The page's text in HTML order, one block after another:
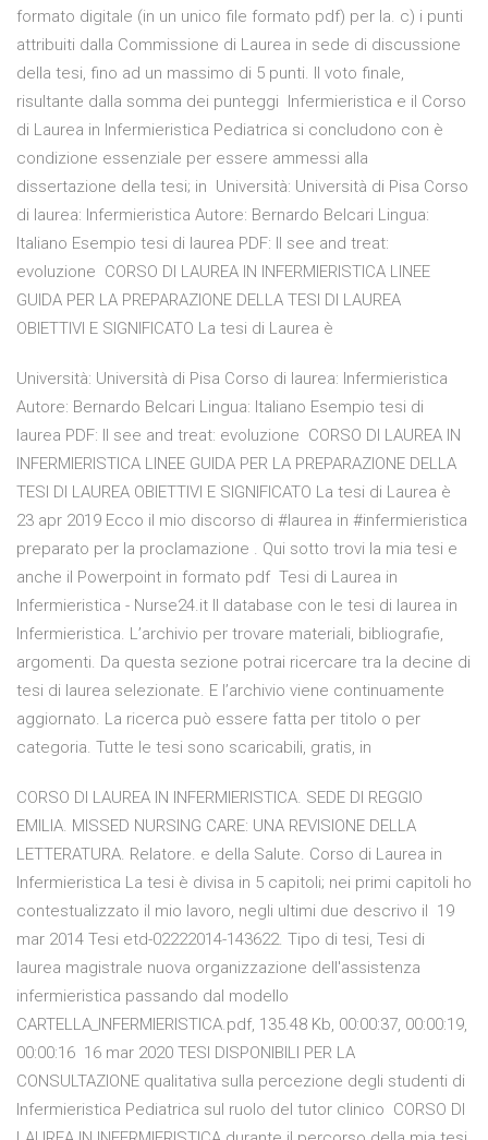
formato digitale (in un unico file formato pdf) per la. c) i punti
attribuiti dalla Commissione di Laurea in sede di discussione
della tesi, fino ad un massimo di 5 punti. Il voto finale,
risultante dalla somma dei punteggi Infermieristica e il Corso
di Laurea in Infermieristica Pediatrica si concludono con è
condizione essenziale per essere ammessi alla
dissertazione della tesi; in Università: Università di Pisa Corso
di laurea: Infermieristica Autore: Bernardo Belcari Lingua:
Italiano Esempio tesi di laurea PDF: Il see and treat:
evoluzione CORSO DI LAUREA IN INFERMIERISTICA LINEE
GUIDA PER LA PREPARAZIONE DELLA TESI DI LAUREA
OBIETTIVI E SIGNIFICATO La tesi di Laurea è
Università: Università di Pisa Corso di laurea: Infermieristica
Autore: Bernardo Belcari Lingua: Italiano Esempio tesi di
laurea PDF: Il see and treat: evoluzione CORSO DI LAUREA IN
INFERMIERISTICA LINEE GUIDA PER LA PREPARAZIONE DELLA
TESI DI LAUREA OBIETTIVI E SIGNIFICATO La tesi di Laurea è
23 apr 2019 Ecco il mio discorso di #laurea in #infermieristica
preparato per la proclamazione . Qui sotto trovi la mia tesi e
anche il Powerpoint in formato pdf Tesi di Laurea in
Infermieristica - Nurse24.it Il database con le tesi di laurea in
Infermieristica. L’archivio per trovare materiali, bibliografie,
argomenti. Da questa sezione potrai ricercare tra la decine di
tesi di laurea selezionate. E l’archivio viene continuamente
aggiornato. La ricerca può essere fatta per titolo o per
categoria. Tutte le tesi sono scaricabili, gratis, in
CORSO DI LAUREA IN INFERMIERISTICA. SEDE DI REGGIO
EMILIA. MISSED NURSING CARE: UNA REVISIONE DELLA
LETTERATURA. Relatore. e della Salute. Corso di Laurea in
Infermieristica La tesi è divisa in 5 capitoli; nei primi capitoli ho
contestualizzato il mio lavoro, negli ultimi due descrivo il 19
mar 2014 Tesi etd-02222014-143622. Tipo di tesi, Tesi di
laurea magistrale nuova organizzazione dell'assistenza
infermieristica passando dal modello
CARTELLA_INFERMIERISTICA.pdf, 135.48 Kb, 00:00:37, 00:00:19,
00:00:16 16 mar 2020 TESI DISPONIBILI PER LA
CONSULTAZIONE qualitativa sulla percezione degli studenti di
Infermieristica Pediatrica sul ruolo del tutor clinico CORSO DI